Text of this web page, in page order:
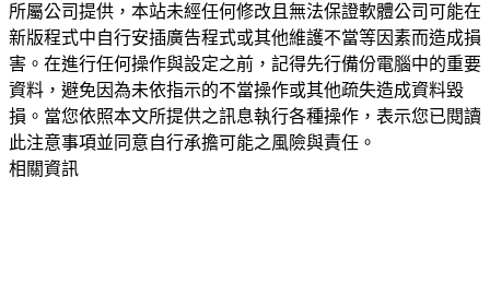
所屬公司提供，本站未經任何修改且無法保證軟體公司可能在
新版程式中自行安插廣告程式或其他維護不當等因素而造成損
害。在進行任何操作與設定之前，記得先行備份電腦中的重要
資料，避免因為未依指示的不當操作或其他疏失造成資料毀
損。當您依照本文所提供之訊息執行各種操作，表示您已閱讀
此注意事項並同意自行承擔可能之風險與責任。
相關資訊